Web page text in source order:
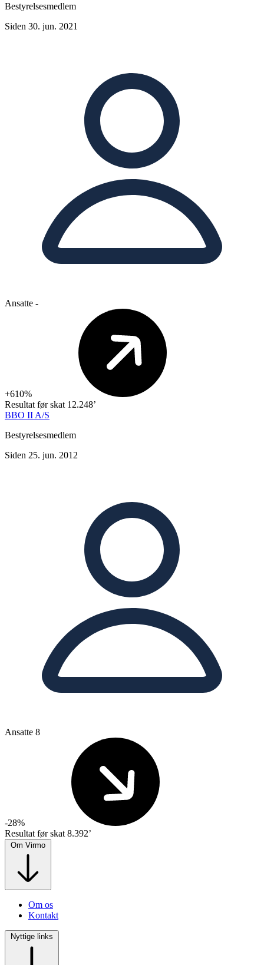
Bestyrelsesmedlem
Siden 30. jun. 2021
Ansatte -
+610%
Resultat før skat 12.248’
BBO II A/S
Bestyrelsesmedlem
Siden 25. jun. 2012
Ansatte 8
-28%
Resultat før skat 8.392’
Om Virmo
Om os
Kontakt
Nyttige links